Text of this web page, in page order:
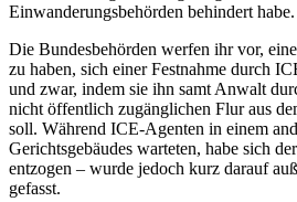
Einwanderungsbehörden behindert habe.
Die Bundesbehörden werfen ihr vor,
zu haben, sich einer Festnahme durch
und zwar, indem sie ihn samt Anwalt
nicht öffentlich zugänglichen Flur aus
soll. Während ICE-Agenten in einem
Gerichtsgebäudes warteten, habe sich
entzogen – wurde jedoch kurz darauf
gefasst.